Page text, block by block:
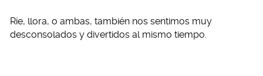
Ríe, llora, o ambas, también nos sentimos muy
desconsolados y divertidos al mismo tiempo.